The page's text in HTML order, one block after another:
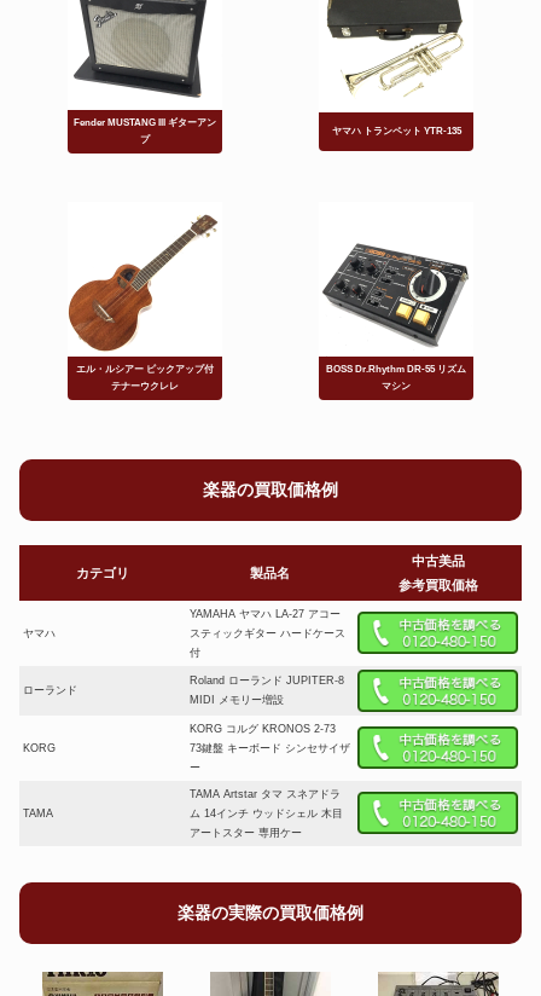
太鼓
和楽器、専門査定。
シンバル
ドラム 鉄琴
叩く楽器、即現金化。
グロッケン
オルゴールのような響き、次へ。
電子ピアノ
Fender MUSTANG III ギターアン
プ
ヤマハ トランペット YTR-135
エル・ルシアー ピックアップ付
テナーウクレレ
BOSS Dr.Rhythm DR-55 リズム
マシン
楽器の買取価格例
カテゴリ 製品名
中古美品
参考買取価格
ヤマハ
YAMAHA ヤマハ LA-27 アコー
スティックギター ハードケース
付
ローランド
Roland ローランド JUPITER-8
MIDI メモリー増設
KORG
KORG コルグ KRONOS 2-73
73鍵盤 キーボード シンセサイザ
ー
TAMA
TAMA Artstar タマ スネアドラ
ム 14インチ ウッドシェル 木目
アートスター 専用ケー
Ibanez J-Custom アイバニーズ
ギター
Fernandes
FERNANDES Burny MG-280X
楽器の実際の買取価格例